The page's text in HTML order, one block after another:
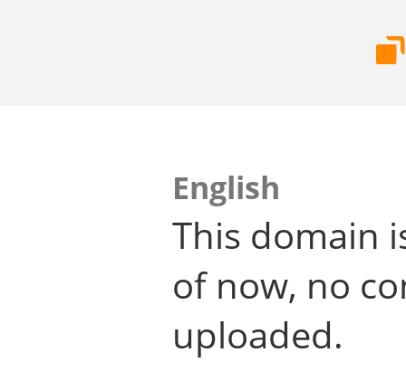
English
This domain
of now, no
uploaded.